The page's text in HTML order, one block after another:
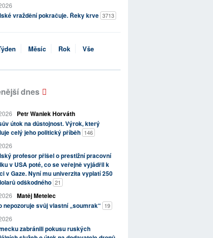
vraždění pokračuje. Řeky krve 3713
Měsíc Rok Vše
dnes
Petr Waniek Horváth
útok na důstojnost. Výrok, který
celý jeho politický příběh 146
profesor přišel o prestižní pracovní
v USA poté, co se veřejně vyjádřil k
v Gaze. Nyní mu univerzita vyplatí 250
odškodného 21
Matěj Metelec
nepozoruje svůj vlastní „soumrak“ 19
zabránili pokusu ruských